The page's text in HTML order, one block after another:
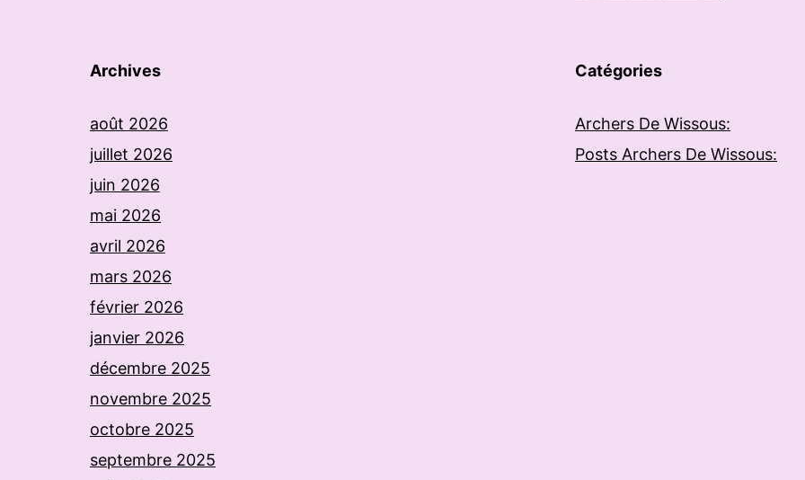
Archives
août 2026
juillet 2026
juin 2026
mai 2026
avril 2026
mars 2026
février 2026
janvier 2026
décembre 2025
novembre 2025
octobre 2025
septembre 2025
Catégories
Archers De Wissous:
Posts Archers De Wissous: